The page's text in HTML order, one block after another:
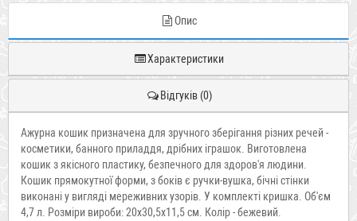
Опис
Характеристики
Відгуків (0)
Ажурна кошик призначена для зручногозберігання різних речей -
косметики, банного приладдя, дрібних іграшок
Виготовлена
кошик зякісного пластику, безпечного для здоров'я людини
Кошик прямокутноїформи, з боківє ручки-вушка, бічністінки
виконаніу вигляді мереживнихузорів У комплекті кришка Об'єм
4,7л Розміри вироби:20х30,5х11 ,5см Колір-бежевий